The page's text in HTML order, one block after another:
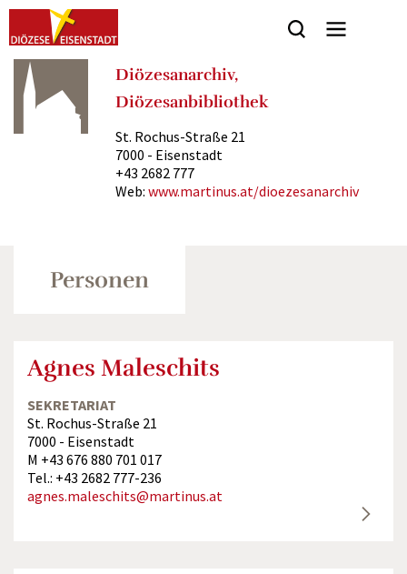
Seitenbereiche:
Diözesanarchiv,
Diözesanbibliothek
St. Rochus-Straße 21
7000 - Eisenstadt
+43 2682 777
Web: www.martinus.at/dioezesanarchiv
Personen
Agnes Maleschits
SEKRETARIAT
St. Rochus-Straße 21
7000 - Eisenstadt
M +43 676 880 701 017
Tel.: +43 2682 777-236
agnes.maleschits@martinus.at